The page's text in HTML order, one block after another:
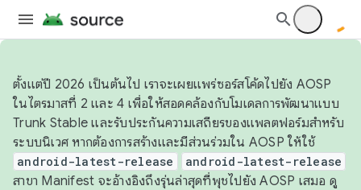
ตั้งแต่ปี 2026 เป็นต้นไป เราจะเผยแพร่ซอร์สโค้ดไปยัง AOSP
ในไตรมาสที่ 2 และ 4 เพื่อให้สอดคล้องกับโมเดลการพัฒนาแบบ
Trunk Stable และรับประกันความเสถียรของแพลตฟอร์มสำหรับ
ระบบนิเวศ หากต้องการสร้างและมีส่วนร่วมใน AOSP ให้ใช้
android-latest-release android-latest-release
สาขา Manifest จะอ้างอิงถึงรุ่นล่าสุดที่พุชไปยัง AOSP เสมอ ดู